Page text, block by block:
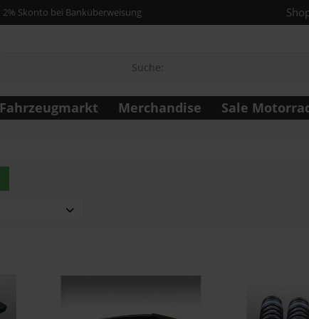
2% Skonto bei Banküberweisung
Fahrzeugmarkt Merchandise Sale